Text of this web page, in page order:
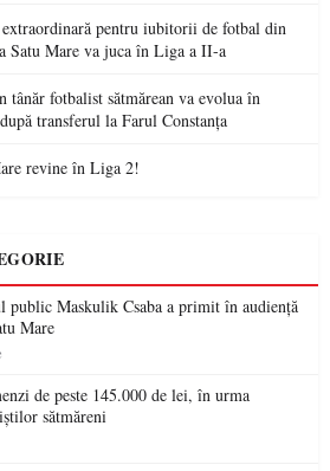
pentru iubitorii de fotbal din
Satu Mare va juca în Liga a II-a
fotbalist sătmărean va evolua în
transferul la Farul Constanța
revine în Liga 2!
public Maskulik Csaba a primit în audiență
Mare
de peste 145.000 de lei, în urma
sătmăreni